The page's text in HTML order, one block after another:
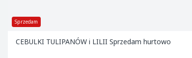
Sprzedam
CEBULKI TULIPANÓW i LILII Sprzedam hurtowo